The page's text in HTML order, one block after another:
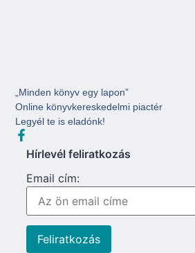
„Minden könyv egy lapon”
Online könyvkereskedelmi piactér
Legyél te is eladónk!
Hírlevél feliratkozás
Email cím: